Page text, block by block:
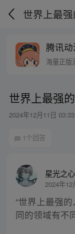
世界上最
腾讯
海量正版
世界上最强
2024年12月11日 03:33
1个回答
星光之心
2024年12
“世界上最强
同的领域有不